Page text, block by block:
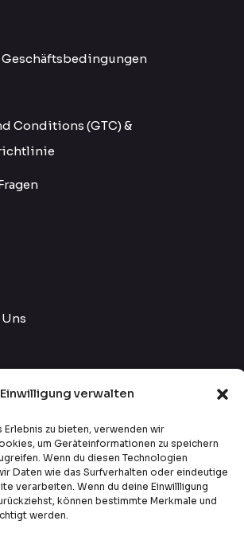
Einwilligung verwalten
Erlebnis zu bieten, verwenden wir
um Geräteinformationen zu speichern
Wenn du diesen Technologien
Daten wie das Surfverhalten oder eindeutige
verarbeiten. Wenn du deine Einwillligung
können bestimmte Merkmale und
werden.
Conditions (GTC) &